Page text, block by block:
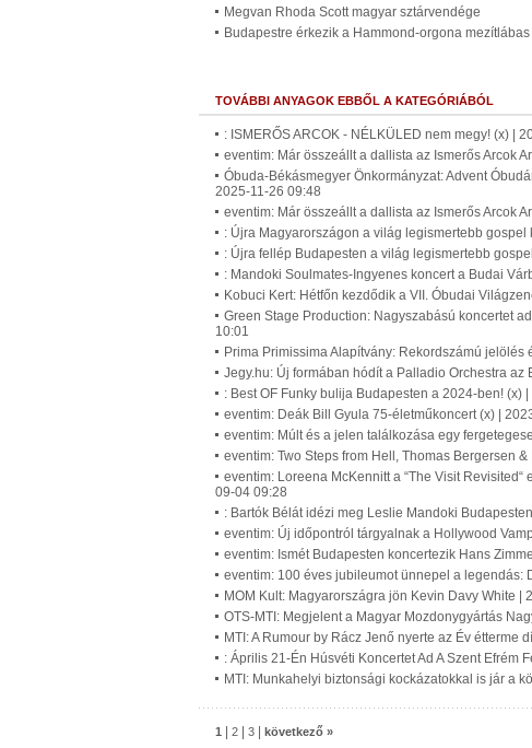
Megvan Rhoda Scott magyar sztárvendége
Budapestre érkezik a Hammond-orgona
TOVÁBBI ANYAGOK EBBŐL A KATEGÓRIÁBÓL
: ISMERŐS ARCOK - NÉLKÜLED nem megy! (x) |
eventim: Már összeállt a dallista az Ismerős Arcok
Óbuda-Békásmegyer Önkormányzat: Advent
2025-11-26 09:48
eventim: Már összeállt a dallista az Ismerős Arcok
: Újra Magyarországon a világ legismertebb gospel
: Újra fellép Budapesten a világ legismertebb
: Mandoki Soulmates-Ingyenes koncert a Budai
Kobuci Kert: Hétfőn kezdődik a VII. Óbudai
Green Stage Production: Nagyszabású koncertet
10:01
Prima Primissima Alapítvány: Rekordszámú
Jegy.hu: Új formában hódít a Palladio Orchestra
: Best OF Funky bulija Budapesten a 2024-ben! (x)
eventim: Deák Bill Gyula 75-életműkoncert (x) |
eventim: Múlt és a jelen találkozása egy
eventim: Two Steps from Hell, Thomas Bergersen
eventim: Loreena McKennitt a “The Visit
09-04 09:28
: Bartók Bélát idézi meg Leslie Mandoki
eventim: Új időpontról tárgyalnak a Hollywood
eventim: Ismét Budapesten koncertezik Hans
eventim: 100 éves jubileumot ünnepel a legendás:
MOM Kult: Magyarországra jön Kevin Davy White |
OTS-MTI: Megjelent a Magyar Mozdonygyártás
MTI: A Rumour by Rácz Jenő nyerte az Év étterme
: Április 21-Én Húsvéti Koncertet Ad A Szent Efrém
MTI: Munkahelyi biztonsági kockázatokkal is jár a
1 2 3 következő »